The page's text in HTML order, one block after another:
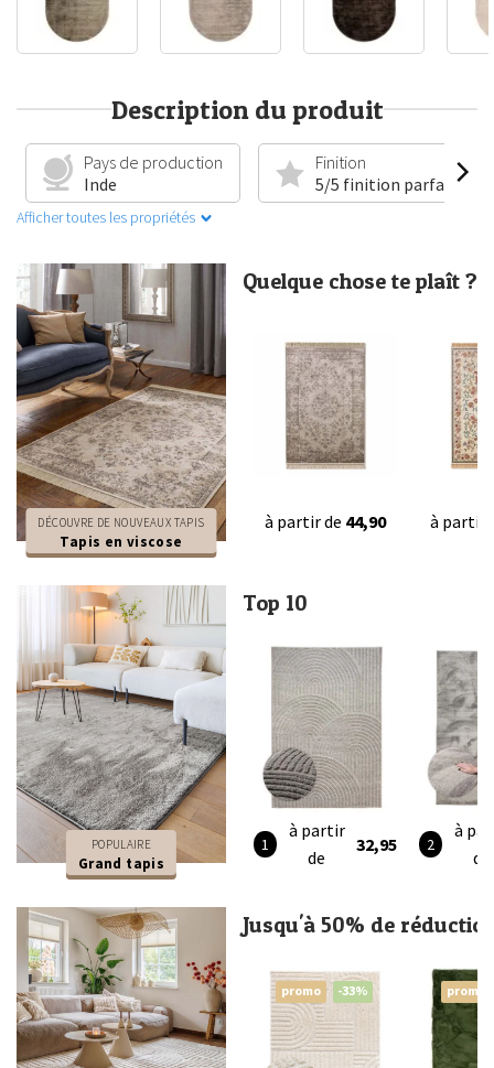
Description du produit
Pays de production
Inde
Finition
5/5 finition parfaite
Afficher toutes les propriétés
DÉCOUVRE DE NOUVEAUX TAPIS
Tapis en viscose
Quelque chose te plaît ?
à partir de 44,90 à partir
POPULAIRE
Grand tapis
Top 10
à partir
de
32,95
à
de
Jusqu'à 50% de
promo -33% promo